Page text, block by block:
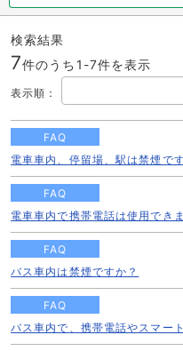
検索結果
7件のうち1-7件を表示
表示順 ：
FAQ
電車車内、停留場、駅は禁煙で
FAQ
電車車内で携帯電話は使用でき
FAQ
バス車内は禁煙ですか？
FAQ
バス車内で、携帯電話やスマー